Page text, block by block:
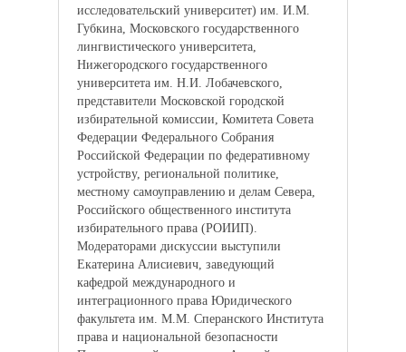
исследовательский университет) им. И.М.
Губкина, Московского государственного
лингвистического университета,
Нижегородского государственного
университета им. Н.И. Лобачевского,
представители Московской городской
избирательной комиссии, Комитета Совета
Федерации Федерального Собрания
Российской Федерации по федеративному
устройству, региональной политике,
местному самоуправлению и делам Севера,
Российского общественного института
избирательного права (РОИИП).
Модераторами дискуссии выступили
Екатерина Алисиевич, заведующий
кафедрой международного и
интеграционного права Юридического
факультета им. М.М. Сперанского Института
права и национальной безопасности